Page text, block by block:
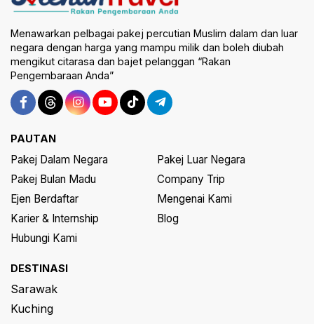
Menawarkan pelbagai pakej percutian Muslim dalam dan luar
negara dengan harga yang mampu milik dan boleh diubah
mengikut citarasa dan bajet pelanggan “Rakan
Pengembaraan Anda”
PAUTAN
Pakej Dalam Negara
Pakej Luar Negara
Pakej Bulan Madu
Company Trip
Ejen Berdaftar
Mengenai Kami
Karier & Internship
Blog
Hubungi Kami
DESTINASI
Sarawak
Kuching